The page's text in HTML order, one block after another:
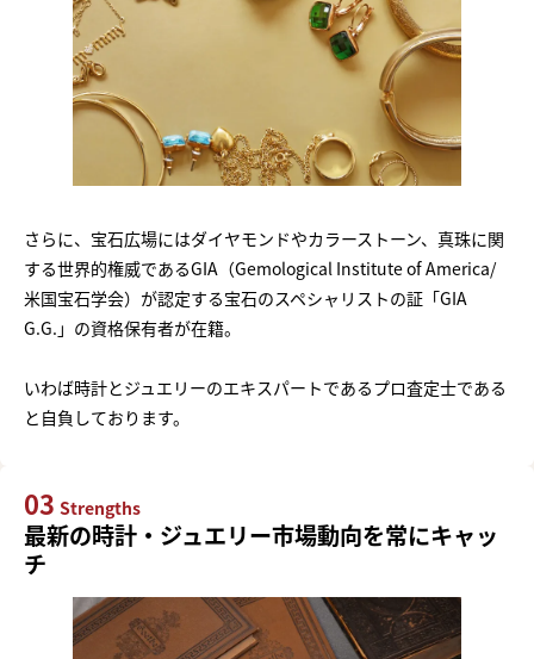
さらに、宝石広場にはダイヤモンドやカラーストーン、真珠に関
する世界的権威であるGIA（Gemological Institute of America/
米国宝石学会）が認定する宝石のスペシャリストの証「GIA
G.G.」の資格保有者が在籍。
いわば時計とジュエリーのエキスパートであるプロ査定士である
と自負しております。
03 Strengths
最新の時計・ジュエリー市場動向を常にキャッ
チ